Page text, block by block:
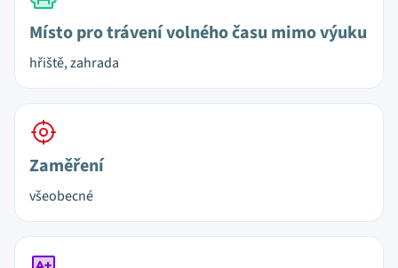
Místo pro trávení volného času mimo výuku
hřiště, zahrada
Zaměření
všeobecné